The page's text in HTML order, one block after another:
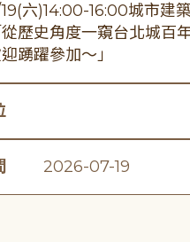
六)14:00-16:00城市建
從歷史角度一窺台北城百
踴躍參加～」
2026-07-19